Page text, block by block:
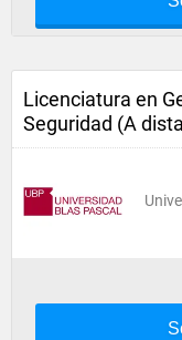
Licenciatura en
Seguridad (A